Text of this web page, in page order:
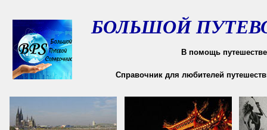
БОЛЬШОЙ
В помощь
Справочник для любителей